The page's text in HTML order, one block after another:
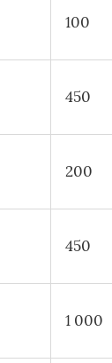
100
450
200
450
1 000